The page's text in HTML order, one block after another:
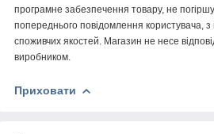
програмне забезпечення товару, не
попереднього повідомлення користувача,
споживчих якостей. Магазин не несе
виробником.
Приховати